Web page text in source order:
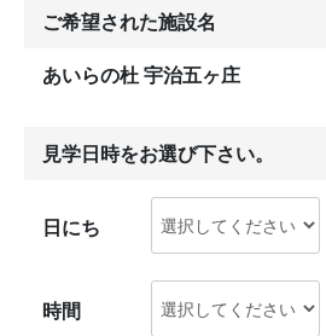
ご希望された施設名
あいらの杜 宇治五ヶ庄
見学日時をお選び下さい。
日にち
時間